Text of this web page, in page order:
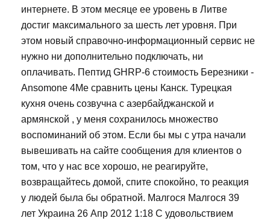
интернете. В этом месяце ее уровень в Литве
достиг максимального за шесть лет уровня. При
этом новый справочно-информационный сервис не
нужно ни дополнительно подключать, ни
оплачивать. Пептид GHRP-6 стоимость Березники -
Ansomone 4Me сравнить цены Канск. Турецкая
кухня очень созвучна с азербайджанской и
армянской , у меня сохранилось множество
воспоминаний об этом. Если бы мы с утра начали
вывешивать на сайте сообщения для клиентов о
том, что у нас все хорошо, не реагируйте,
возвращайтесь домой, спите спокойно, то реакция
у людей была бы обратной. Малгося Малгося 39
лет Украина 26 Апр 2012 1:18 С удовольствием